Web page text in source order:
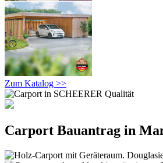
Zum Katalog >>
Carport Bauantrag in